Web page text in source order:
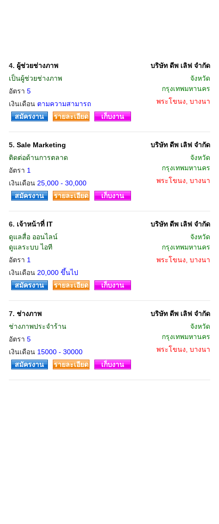
4. ผู้ช่วยช่างภาพ
เป็นผู้ช่วยช่างภาพ
อัตรา 5
เงินเดือน ตามความสามารถ
บริษัท ดีพ เลิฟ จำกัด
จังหวัด
กรุงเทพมหานคร
พระโขนง, บางนา
สมัครงาน
รายละเอียด เก็บงาน
5. Sale Marketing
ติดต่อด้านการตลาด
อัตรา 1
เงินเดือน 25,000 - 30,000
บริษัท ดีพ เลิฟ จำกัด
จังหวัด
กรุงเทพมหานคร
พระโขนง, บางนา
สมัครงาน
รายละเอียด เก็บงาน
6. เจ้าหน้าที่ IT
ดูแลสื่อ ออนไลน์
ดูแลระบบ ไอที
อัตรา 1
เงินเดือน 20,000 ขึ้นไป
บริษัท ดีพ เลิฟ จำกัด
จังหวัด
กรุงเทพมหานคร
พระโขนง, บางนา
สมัครงาน รายละเอียด เก็บงาน
7. ช่างภาพ
ช่างภาพประจำร้าน
อัตรา 5
เงินเดือน 15000 - 30000
บริษัท ดีพ เลิฟ จำกัด
จังหวัด
กรุงเทพมหานคร
พระโขนง, บางนา
สมัครงาน
รายละเอียด เก็บงาน